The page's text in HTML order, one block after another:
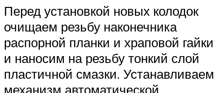
Перед установкой новых колодок
очищаем резьбу наконечника
распорной планки и храповой гайки
и наносим на резьбу тонкий слой
пластичной смазки. Устанавливаем
механизм автоматической